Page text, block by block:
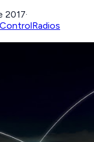
2017·
Radios